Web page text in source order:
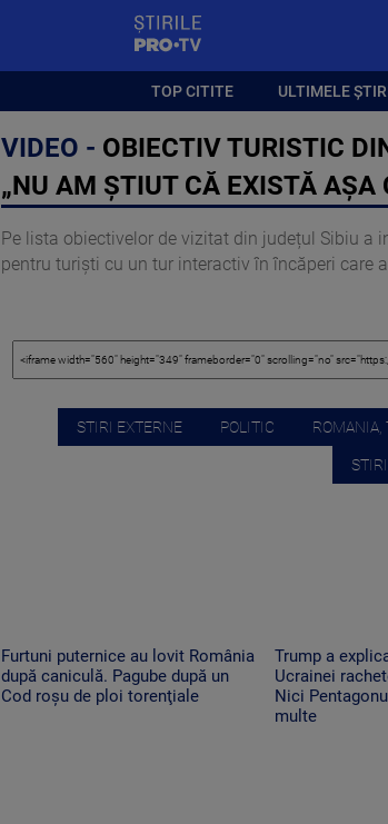
TOP CITITE ULTIMELE
VIDEO - OBIECTIV TURISTIC
„NU AM ȘTIUT CĂ EXISTĂ AȘA
Pe lista obiectivelor de vizitat din județul Sibiu a
pentru turiști cu un tur interactiv în încăperi care
STIRI EXTERNE POLITIC ROMANIA,
Furtuni puternice au lovit România
după caniculă. Pagube după un
Cod roşu de ploi torenţiale
Trump a
Ucrainei
Nici
multe